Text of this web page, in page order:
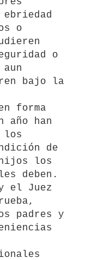
o
o
bajo la
año han
los
de
los
deben.
padres y